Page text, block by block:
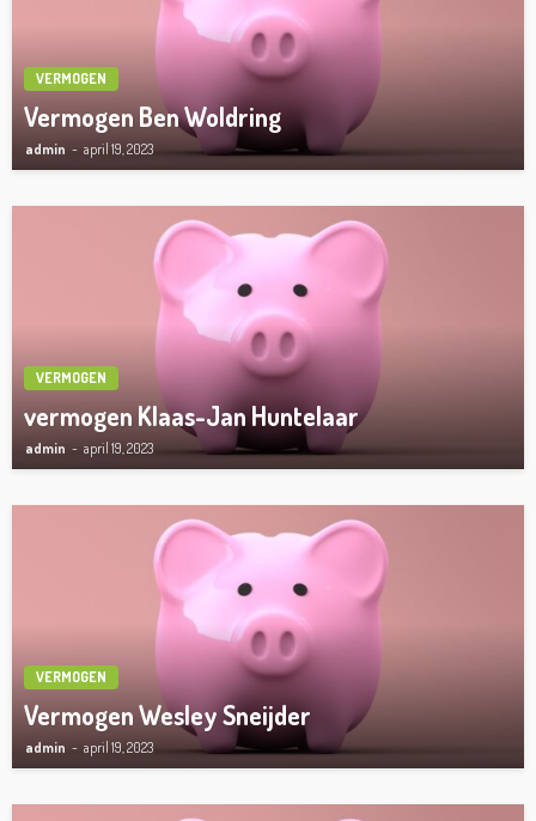
VERMOGEN
Vermogen Ben Woldring
admin april 19, 2023
VERMOGEN
vermogen Klaas-Jan Huntelaar
admin april 19, 2023
VERMOGEN
Vermogen Wesley Sneijder
admin april 19, 2023